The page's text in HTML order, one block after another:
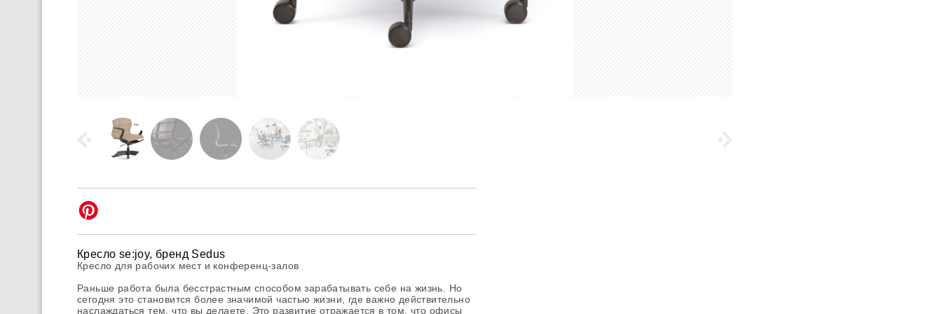
Кресло se:joy, бренд Sedus
Кресло для рабочих мест и конференц-залов
Раньше работа была бесстрастным способом зарабатывать себе на жизнь. Но
сегодня это становится более значимой частью жизни, где важно действительно
наслаждаться тем, что вы делаете. Это развитие отражается в том, что офисы